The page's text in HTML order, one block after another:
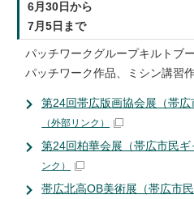
6月30日から
7月5日まで
パッチワークグループキルトブ
パッチワーク作品、ミシン講習
第24回帯広版画協会展（帯広
（外部リンク）
第24回柏華会展（帯広市民ギ
ンク）
帯広北高OB美術展（帯広市